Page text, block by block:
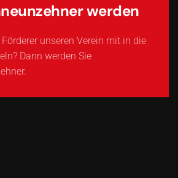
werden
unseren Verein mit in die
Dann werden Sie